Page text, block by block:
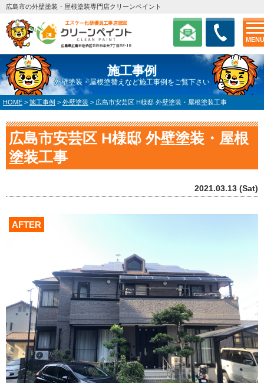
MENU
広島市の外壁塗装・屋根塗装専門店クリーンペイント
施工事例
外壁塗装・屋根塗替えなど施工事例をご覧下さい
HOME > 施工事例 > 外壁塗装 > 広島市安芸区 H様邸 外壁塗装・屋根塗装工事
広島市安芸区 H様邸 外壁塗装・屋根
塗装工事
2021.03.13 (Sat)
AFTER